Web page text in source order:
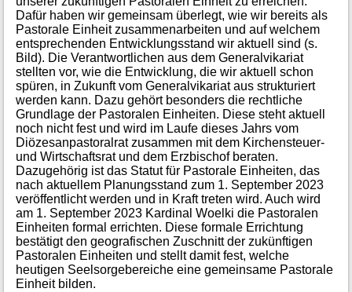
Dafür haben wir gemeinsam überlegt, wie wir bereits als
Pastorale Einheit zusammenarbeiten und auf welchem
entsprechenden Entwicklungsstand wir aktuell sind (s.
Bild). Die Verantwortlichen aus dem Generalvikariat
stellten vor, wie die Entwicklung, die wir aktuell schon
spüren, in Zukunft vom Generalvikariat aus strukturiert
werden kann. Dazu gehört besonders die rechtliche
Grundlage der Pastoralen Einheiten. Diese steht aktuell
noch nicht fest und wird im Laufe dieses Jahrs vom
Diözesanpastoralrat zusammen mit dem Kirchensteuer-
und Wirtschaftsrat und dem Erzbischof beraten.
Dazugehörig ist das Statut für Pastorale Einheiten, das
nach aktuellem Planungsstand zum 1. September 2023
veröffentlicht werden und in Kraft treten wird. Auch wird
am 1. September 2023 Kardinal Woelki die Pastoralen
Einheiten formal errichten. Diese formale Errichtung
bestätigt den geografischen Zuschnitt der zukünftigen
Pastoralen Einheiten und stellt damit fest, welche
heutigen Seelsorgebereiche eine gemeinsame Pastorale
Einheit bilden.